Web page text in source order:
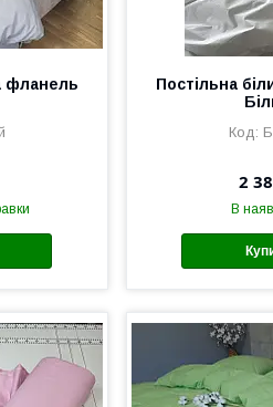
фланель
Постільна
2
В